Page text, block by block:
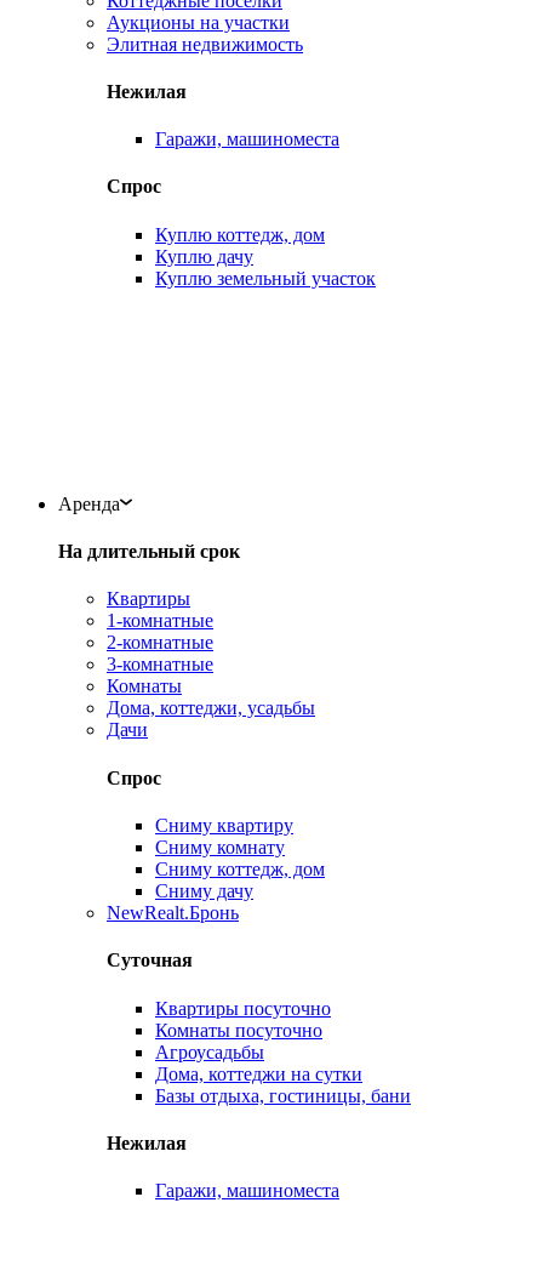
Аукционы на участки
Элитная недвижимость
Нежилая
Гаражи, машиноместа
Спрос
Куплю коттедж, дом
Куплю дачу
Куплю земельный участок
Аренда
На длительный срок
Квартиры
1-комнатные
2-комнатные
3-комнатные
Комнаты
Дома, коттеджи, усадьбы
Дачи
Спрос
Сниму квартиру
Сниму комнату
Сниму коттедж, дом
Сниму дачу
NewRealt.Бронь
Суточная
Квартиры посуточно
Комнаты посуточно
Агроусадьбы
Дома, коттеджи на сутки
Базы отдыха, гостиницы, бани
Нежилая
Гаражи, машиноместа